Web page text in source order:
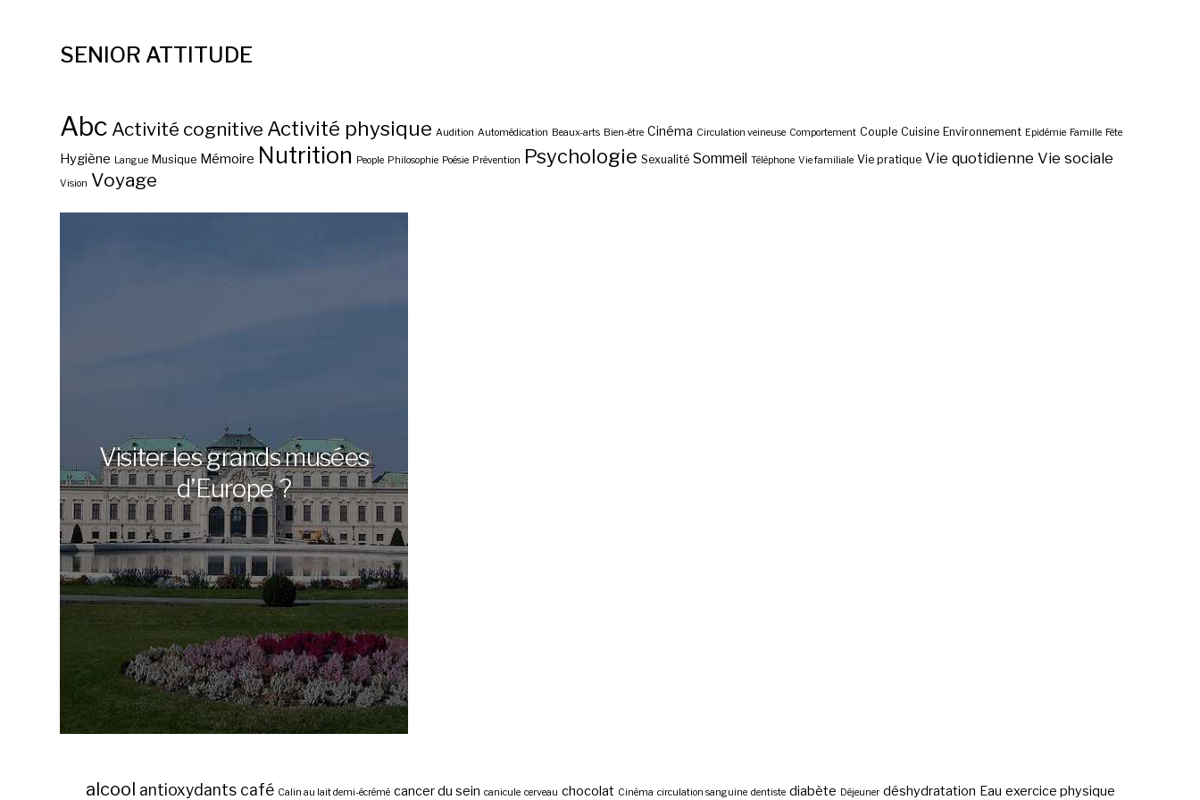
SENIOR ATTITUDE
Abc Activité cognitive Activité physique Audition Automédication Beaux-arts Bien-être Cinéma Circulation veineuse Comportement Couple Cuisine Environnement Epidémie Famille Fête
Hygiène Langue Musique Mémoire Nutrition People Philosophie Poésie Prévention Psychologie Sexualité Sommeil Téléphone Vie familiale Vie pratique Vie quotidienne Vie sociale
Vision Voyage
Visiter les grands musées
d’Europe ?
alcool antioxydants café Calin au lait demi-écrémé cancer du sein canicule cerveau chocolat Cinéma circulation sanguine dentiste diabète Déjeuner déshydratation Eau exercice physique